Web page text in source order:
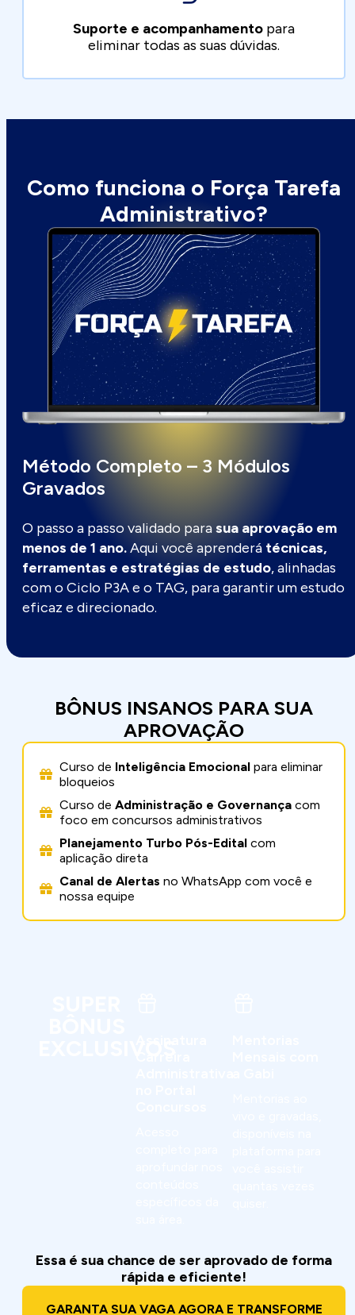
Suporte e acompanhamento para
eliminar todas as suas dúvidas.
Como funciona o Força Tarefa
Administrativo?
Método Completo – 3 Módulos
Gravados
O passo a passo validado para sua aprovação em
menos de 1 ano.Aqui você aprenderá técnicas,
ferramentas e estratégias de estudo, alinhadas
com o Ciclo P3A e o TAG, para garantir um estudo
eficaz e direcionado.
BÔNUS INSANOS PARA SUA
APROVAÇÃO
Curso de Inteligência Emocional para eliminar
bloqueios
Curso de Administração e Governança com
foco em concursos administrativos
Planejamento Turbo Pós-Edital com
aplicação direta
Canal de Alertas no WhatsApp com você e
nossa equipe
Essa é sua chance de ser aprovado de forma
rápida e eficiente!
GARANTA SUA VAGA AGORA E TRANSFORME